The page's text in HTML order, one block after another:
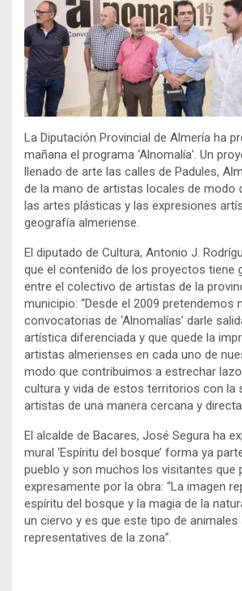
La Diputación Provincial de Almería ha
mañana el programa ‘Alnomalía’. Un
llenado de arte las calles de Padules,
de la mano de artistas locales de modo
las artes plásticas y las expresiones
geografía almeriense.
El diputado de Cultura, Antonio J.
que el contenido de los proyectos tiene
entre el colectivo de artistas de la
municipio: “Desde el 2009 pretendemos
convocatorias de ‘Alnomalías’ darle
artística diferenciada y que quede la
artistas almerienses en cada uno de
modo que contribuimos a estrechar
cultura y vida de estos territorios con la
artistas de una manera cercana y
El alcalde de Bacares, José Segura ha
mural ‘Espíritu del bosque’ forma ya
pueblo y son muchos los visitantes que
expresamente por la obra: “La imagen
espíritu del bosque y la magia de la
un ciervo y es que este tipo de animales
representatives de la zona”.